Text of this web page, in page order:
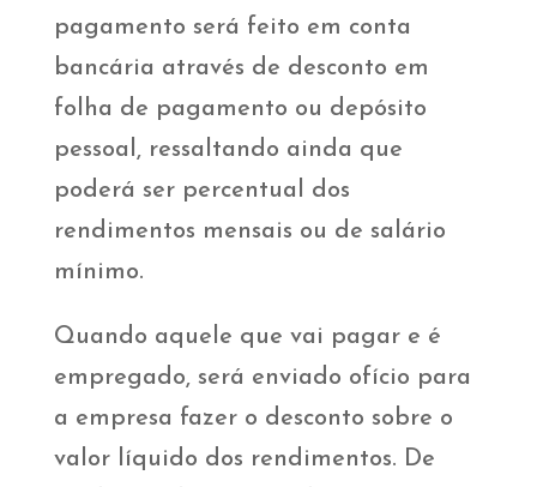
pagamento será feito em conta
bancária através de desconto em
folha de pagamento ou depósito
pessoal, ressaltando ainda que
poderá ser percentual dos
rendimentos mensais ou de salário
mínimo.
Quando aquele que vai pagar e é
empregado, será enviado ofício para
a empresa fazer o desconto sobre o
valor líquido dos rendimentos. De